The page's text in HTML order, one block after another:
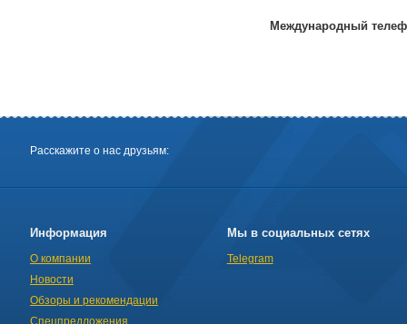
Международный
Расскажите о нас друзьям:
Информация
О компании
Новости
Обзоры и рекомендации
Спецпредложения
Мы в социальных сетях
Telegram